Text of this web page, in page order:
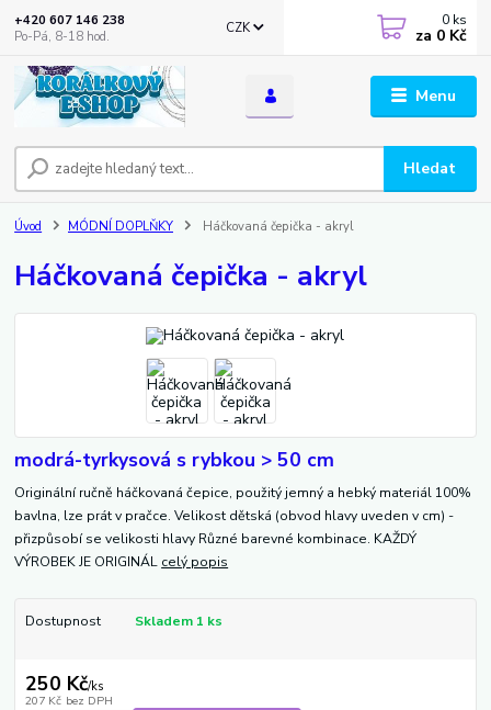
Menu
CZK
Hledat
+420 607 146 238
Po-Pá, 8-18 hod.
0 ks
za 0 Kč
Úvod MÓDNÍ DOPLŇKY Háčkovaná čepička - akryl
Háčkovaná čepička - akryl
modrá-tyrkysová s rybkou > 50 cm
Originální ručně háčkovaná čepice, použitý jemný a hebký materiál 100%
bavlna, lze prát v pračce. Velikost dětská (obvod hlavy uveden v cm) -
přizpůsobí se velikosti hlavy Různé barevné kombinace. KAŽDÝ
VÝROBEK JE ORIGINÁL celý popis
Dostupnost Skladem 1 ks
250 Kč/ks
207 Kč bez DPH